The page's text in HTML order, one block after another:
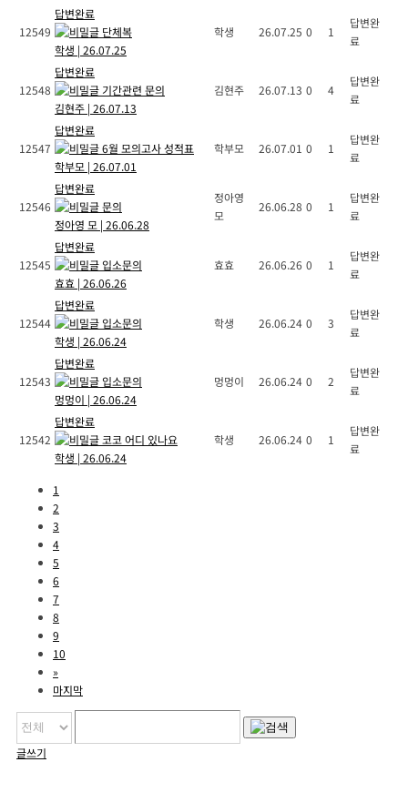
12549
답변완료
단체복
학생 | 26.07.25
학생 26.07.25 0 1
답변완
료
12548
답변완료
기간관련 문의
김현주 | 26.07.13
김현주 26.07.13 0 4
답변완
료
12547
답변완료
6월 모의고사 성적표
학부모 | 26.07.01
학부모 26.07.01 0 1
답변완
료
12546
답변완료
문의
정아영 모 | 26.06.28
정아영
모
26.06.28 0 1
답변완
료
12545
답변완료
입소문의
효효 | 26.06.26
효효 26.06.26 0 1
답변완
료
12544
답변완료
입소문의
학생 | 26.06.24
학생 26.06.24 0 3
답변완
료
12543
답변완료
입소문의
멍멍이 | 26.06.24
멍멍이 26.06.24 0 2
답변완
료
12542
답변완료
코코 어디 있나요
학생 | 26.06.24
학생 26.06.24 0 1
답변완
료
1
2
3
4
5
6
7
8
9
10
»
마지막
글쓰기